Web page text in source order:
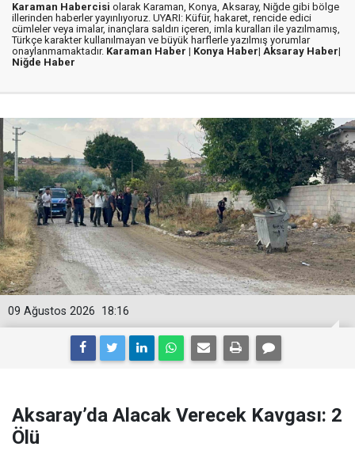
Karaman Habercisi olarak Karaman, Konya, Aksaray, Niğde gibi bölge
illerinden haberler yayınlıyoruz. UYARI: Küfür, hakaret, rencide edici
cümleler veya imalar, inançlara saldırı içeren, imla kuralları ile yazılmamış,
Türkçe karakter kullanılmayan ve büyük harflerle yazılmış yorumlar
onaylanmamaktadır. Karaman Haber | Konya Haber| Aksaray Haber|
Niğde Haber
18:16
09 Ağustos 2026
Aksaray’da Alacak Verecek Kavgası: 2
Ölü